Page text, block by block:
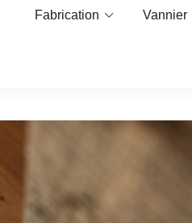
Fabrication Vannier